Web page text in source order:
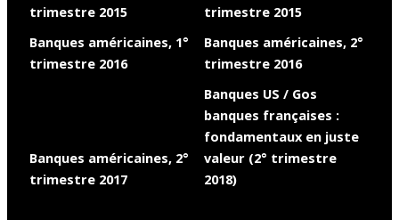
trimestre 2015
trimestre 2015
Banques américaines, 1°
trimestre 2016
Banques américaines, 2°
trimestre 2016
Banques américaines, 2°
trimestre 2017
Banques US / Gos
banques françaises :
fondamentaux en juste
valeur (2° trimestre
2018)